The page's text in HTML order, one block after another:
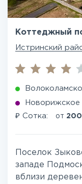
Коттеджный
Истринский
Новорижское
₽ Сотка: от
Поселок
западе
вблизи